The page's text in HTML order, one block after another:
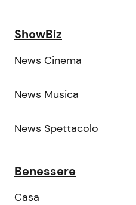
ShowBiz
News Cinema
News Musica
News Spettacolo
Benessere
Casa